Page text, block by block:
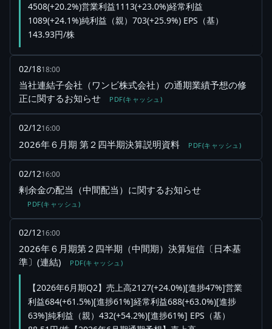
4508(+20.2%)営業利益1113(+23.0%)経常利益
1089(+24.1%)純利益（親）703(+25.9%) EPS（基）
143.93円/株
02/1818:00
当社連結子会社（ワンビ株式会社）の通期業績予想の修
正に関するお知らせ
PDF(キャッシュ)
02/1216:00
2026年６月期 第２四半期決算説明資料 PDF(キャッシュ)
02/1216:00
剰余金の配当（中間配当）に関するお知らせ
PDF(キャッシュ)
02/1216:00
2026年６月期第２四半期（中間期）決算短信〔日本基
準〕(連結)
PDF(キャッシュ)
【2026年6月期Q2】売上高2127(+24.0%)[進捗47%]営業
利益684(+61.5%)[進捗61%]経常利益688(+63.0%)[進捗
63%]純利益（親）432(+54.2%)[進捗61%] EPS（基）